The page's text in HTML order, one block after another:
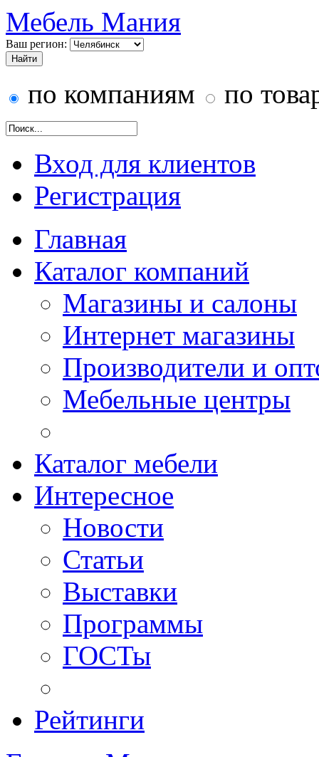
Мебель Мания
Ваш регион:
по компаниям по
Вход для клиентов
Регистрация
Главная
Каталог компаний
Магазины и салоны
Интернет магазины
Производители и
Мебельные центры
Каталог мебели
Интересное
Новости
Статьи
Выставки
Программы
ГОСТы
Рейтинги